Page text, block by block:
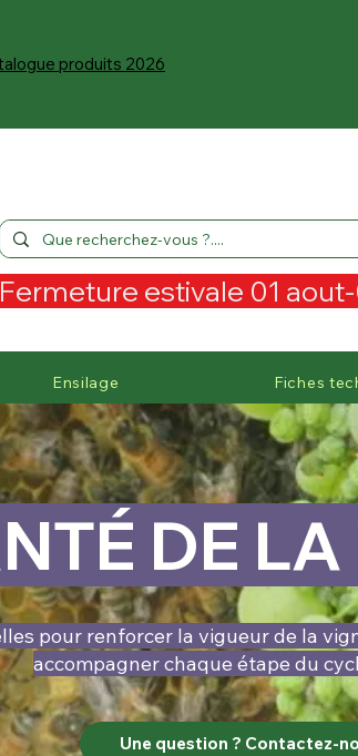
produits 2026
Fermeture estivale 01
Ensilage Fiches
DE
pour renforcer la vigueur de la
accompagner chaque étape du
Une question ? Contactez-